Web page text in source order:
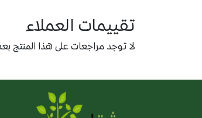
تقييمات العملاء
لا توجد مراجعات على هذا المنتج